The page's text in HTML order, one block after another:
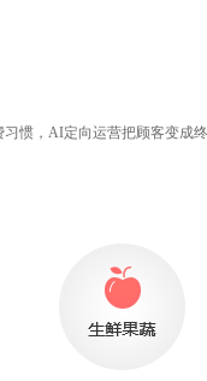
惯，AI定向运营把顾客变成